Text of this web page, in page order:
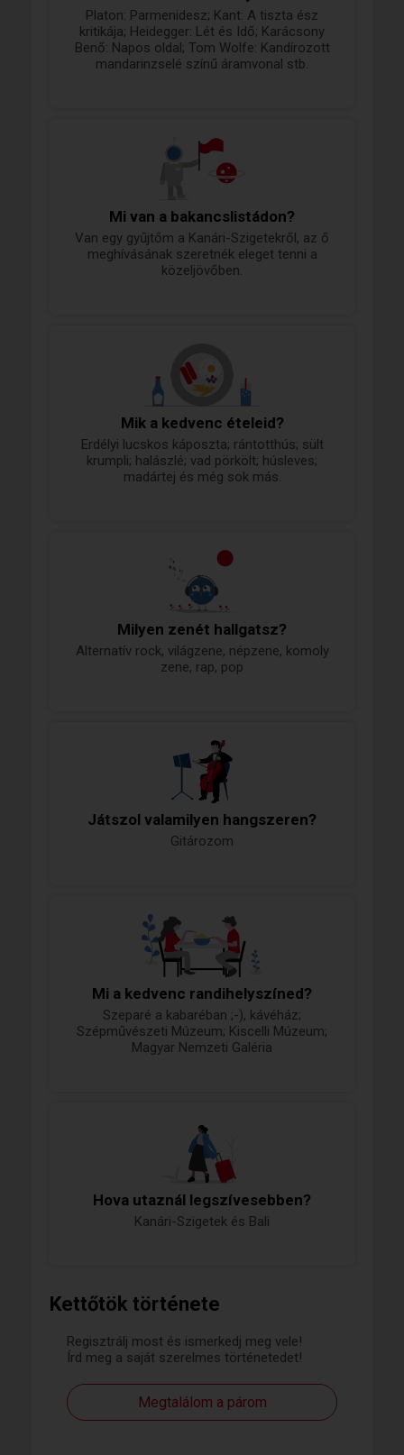
Kettőtök története
Regisztrálj most és ismerkedj meg vele!
Írd meg a saját szerelmes történetedet!
Megtalálom a párom
Platon: Parmenidesz; Kant: A tiszta ész
kritikája; Heidegger: Lét és Idő; Karácsony
Benő: Napos oldal; Tom Wolfe: Kandírozott
mandarinzselé színű áramvonal stb.
Mi van a bakancslistádon?
Van egy gyűjtőm a Kanári-Szigetekről, az ő
meghívásának szeretnék eleget tenni a
közeljövőben.
Mik a kedvenc ételeid?
Erdélyi lucskos káposzta; rántotthús; sült
krumpli; halászlé; vad pörkölt; húsleves;
madártej és még sok más.
Milyen zenét hallgatsz?
Alternatív rock, világzene, népzene, komoly
zene, rap, pop
Játszol valamilyen hangszeren?
Gitározom
Mi a kedvenc randihelyszíned?
Szeparé a kabaréban ;-), kávéház;
Szépművészeti Múzeum; Kiscelli Múzeum;
Magyar Nemzeti Galéria
Hova utaznál legszívesebben?
Kanári-Szigetek és Bali